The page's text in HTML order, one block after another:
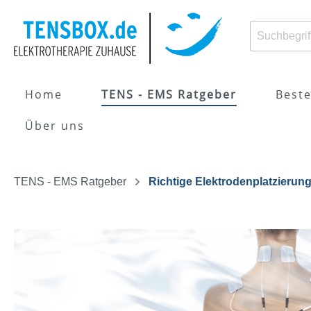
Home TENS - EMS Ratgeber
Über uns
Elektrodenplatzierung
TENS - EMS Ratgeber Richtige Elektrodenplatzierung